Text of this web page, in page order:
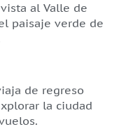
al Valle de
paisaje verde de
de regreso
la ciudad